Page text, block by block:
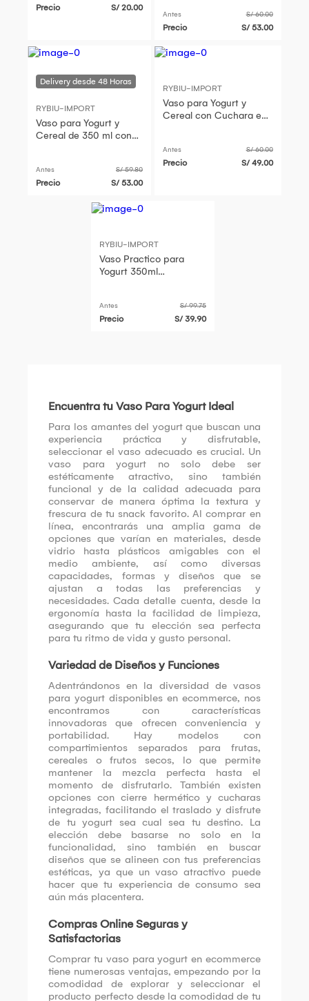
Precio S/ 20.00
Antes S/ 60.00
Precio S/ 53.00
RYBIU-IMPORT
Vaso para Yogurt y
Cereal de 350 ml con
Antes S/ 59.80
Precio S/ 53.00
RYBIU-IMPORT
Vaso para Yogurt y
Cereal con Cuchara en
Antes S/ 60.00
Precio S/ 49.00
RYBIU-IMPORT
Vaso Practico para
Yogurt 350ml
Antes S/ 99.75
Precio S/ 39.90
Encuentra tu Vaso Para Yogurt Ideal
Para los amantes del yogurt que buscan una
experiencia práctica y disfrutable,
seleccionar el vaso adecuado es crucial. Un
vaso para yogurt no solo debe ser
estéticamente atractivo, sino también
funcional y de la calidad adecuada para
conservar de manera óptima la textura y
frescura de tu snack favorito. Al comprar en
línea, encontrarás una amplia gama de
opciones que varían en materiales, desde
vidrio hasta plásticos amigables con el
medio ambiente, así como diversas
capacidades, formas y diseños que se
ajustan a todas las preferencias y
necesidades. Cada detalle cuenta, desde la
ergonomía hasta la facilidad de limpieza,
asegurando que tu elección sea perfecta
para tu ritmo de vida y gusto personal.
Variedad de Diseños y Funciones
Adentrándonos en la diversidad de vasos
para yogurt disponibles en ecommerce, nos
encontramos con características
innovadoras que ofrecen conveniencia y
portabilidad. Hay modelos con
compartimientos separados para frutas,
cereales o frutos secos, lo que permite
mantener la mezcla perfecta hasta el
momento de disfrutarlo. También existen
opciones con cierre hermético y cucharas
integradas, facilitando el traslado y disfrute
de tu yogurt sea cual sea tu destino. La
elección debe basarse no solo en la
funcionalidad, sino también en buscar
diseños que se alineen con tus preferencias
estéticas, ya que un vaso atractivo puede
hacer que tu experiencia de consumo sea
aún más placentera.
Compras Online Seguras y
Satisfactorias
Comprar tu vaso para yogurt en ecommerce
tiene numerosas ventajas, empezando por la
comodidad de explorar y seleccionar el
producto perfecto desde la comodidad de tu